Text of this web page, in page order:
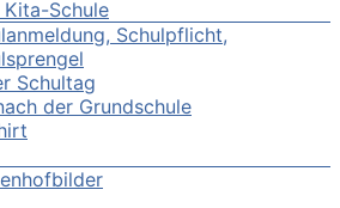
Schule
Schulpflicht,
Schultag
der Grundschule